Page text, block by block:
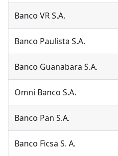
Banco VR S.A.
Banco Paulista S.A.
Banco Guanabara S.A.
Omni Banco S.A.
Banco Pan S.A.
Banco Ficsa S. A.